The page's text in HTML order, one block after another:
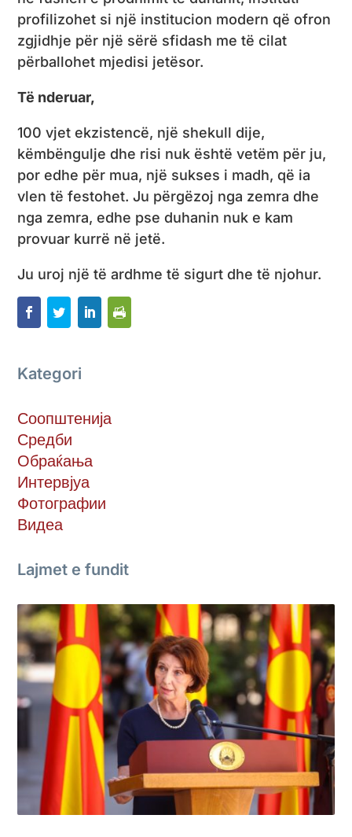
profilizohet si një institucion modern që ofron
zgjidhje për një sërë sfidash me të cilat
përballohet mjedisi jetësor.
Të nderuar,
100 vjet ekzistencë, një shekull dije,
këmbëngulje dhe risi nuk është vetëm për ju,
por edhe për mua, një sukses i madh, që ia
vlen të festohet. Ju përgëzoj nga zemra dhe
nga zemra, edhe pse duhanin nuk e kam
provuar kurrë në jetë.
Ju uroj një të ardhme të sigurt dhe të njohur.
Kategori
Соопштенија
Средби
Обраќања
Интервјуа
Фотографии
Видеа
Lajmet e fundit